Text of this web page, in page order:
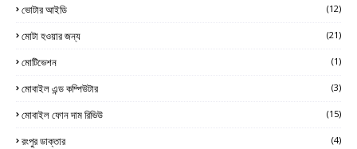
ভোটার আইডি (12)
মোটা হওয়ার জন্য (21)
মোটিভেশন (1)
মোবাইল এন্ড কম্পিউটার (3)
মোবাইল ফোন দাম রিভিউ (15)
রংপুর ডাক্তার (4)